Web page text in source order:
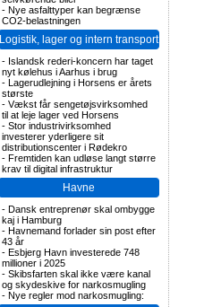
- Nye asfalttyper kan begrænse
CO2-belastningen
Logistik, lager og intern transport
- Islandsk rederi-koncern har taget
nyt kølehus i Aarhus i brug
- Lagerudlejning i Horsens er årets
største
- Vækst får sengetøjsvirksomhed
til at leje lager ved Horsens
- Stor industrivirksomhed
investerer yderligere sit
distributionscenter i Rødekro
- Fremtiden kan udløse langt større
krav til digital infrastruktur
Havne
- Dansk entreprenør skal ombygge
kaj i Hamburg
- Havnemand forlader sin post efter
43 år
- Esbjerg Havn investerede 748
millioner i 2025
- Skibsfarten skal ikke være kanal
og skydeskive for narkosmugling
- Nye regler mod narkosmugling: